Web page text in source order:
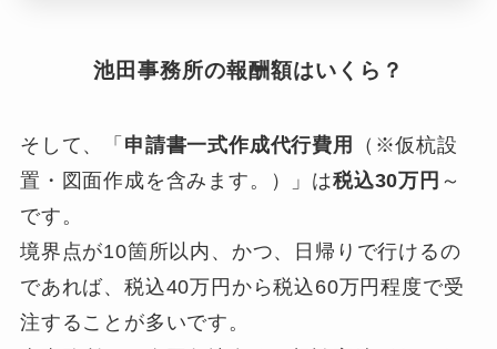
池田事務所の報酬額はいくら？
そして、「 申請書一式作成代行費用
（※仮杭設
置・図面作成を含みます。）」は税込30万円 ～
です。
境界点が10箇所以内、かつ、日帰りで行けるの
であれば、税込40万円から税込60万円程度で受
注することが多いです。